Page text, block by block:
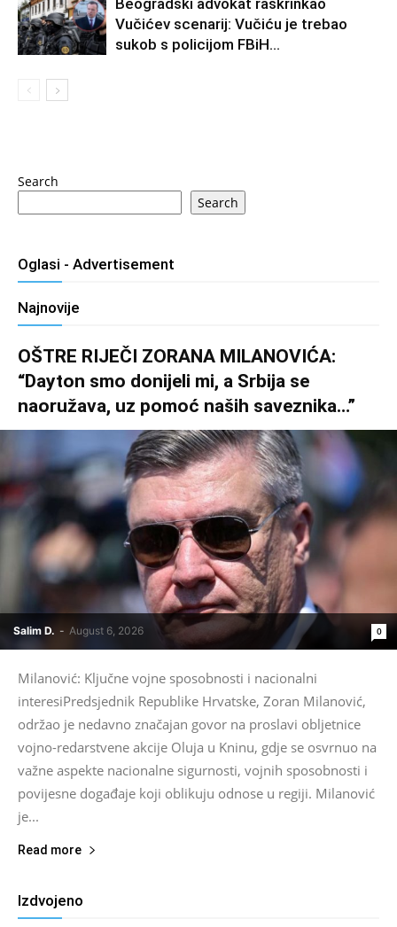
Beogradski advokat raskrinkao
Vučićev scenarij: Vučiću je trebao
sukob s policijom FBiH…
Search
Search
Oglasi - Advertisement
Najnovije
OŠTRE RIJEČI ZORANA MILANOVIĆA:
“Dayton smo donijeli mi, a Srbija se
naoružava, uz pomoć naših saveznika…”
Salim D. - August 6, 2026 0
Milanović: Ključne vojne sposobnosti i nacionalni
interesiPredsjednik Republike Hrvatske, Zoran Milanović,
održao je nedavno značajan govor na proslavi obljetnice
vojno-redarstvene akcije Oluja u Kninu, gdje se osvrnuo na
važne aspekte nacionalne sigurnosti, vojnih sposobnosti i
povijesne događaje koji oblikuju odnose u regiji. Milanović
je...
Read more
Izdvojeno